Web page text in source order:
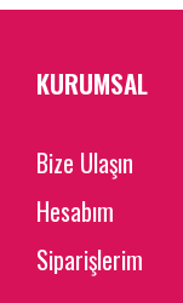
KURUMSAL
Bize Ulaşın
Hesabım
Siparişlerim